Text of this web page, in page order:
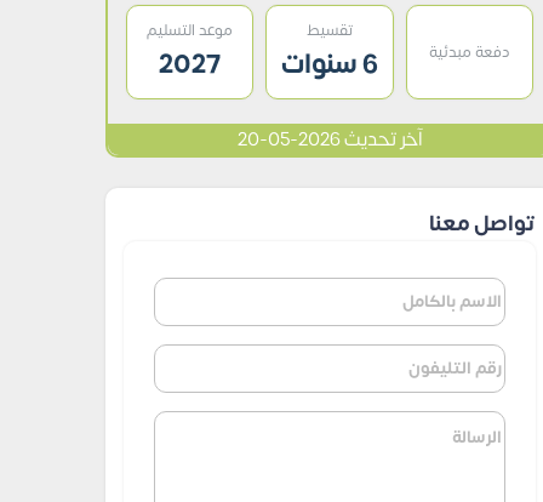
دفعة مبدئية
تقسيط
6 سنوات
موعد التسليم
2027
آخر تحديث 2026-05-20
تواصل معنا